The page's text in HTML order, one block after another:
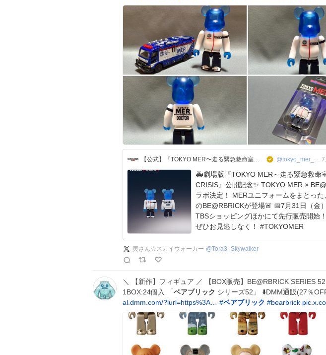
【公式】『TOKYO MER〜走る緊急救命室〜』 @tokyo_mer_tbs 7
🚑劇場版『TOKYO MER～走る緊急救命
CRISIS』公開記念✨ TOKYO MER ×
ラボ決定！ MERユニフォームをまとった、 特別仕様
のBE@RBRICKが登場🚨 📅7月31日（金）正午12:00～
TBSショッピングほかにて先行販売開始
ぜひお見逃しなく！ #TOKYOMER
寅さん☆スカイウォーカー @Tora3_Skywalker
＼ 【新作】フィギュア ／ 【BOX販売】BE@RBRICK SERIES 52
1BOX:24個入 「 ベアブリック シリーズ52」 ⬇️DMM通販(27％
al.dmm.com/?lurl=https%3A…
#ベアブリック #bearbrick